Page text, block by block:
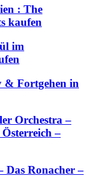
: The
kaufen
im
& Fortgehen in
Orchestra –
–
Das Ronacher –